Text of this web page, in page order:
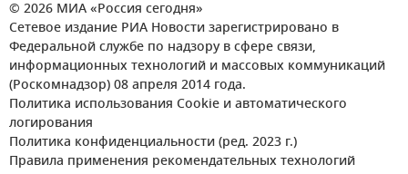
© 2026 МИА «Россия сегодня»
Сетевое издание РИА Новости зарегистрировано в
Федеральной службе по надзору в сфере связи,
информационных технологий и массовых коммуникаций
(Роскомнадзор) 08 апреля 2014 года.
Политика использования Cookie и автоматического
логирования
Политика конфиденциальности (ред. 2023 г.)
Правила применения рекомендательных технологий